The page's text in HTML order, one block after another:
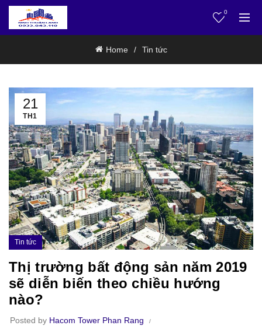
0
Home Tin tức
21
TH1
Tin tức
Thị trường bất động sản năm 2019
sẽ diễn biến theo chiều hướng
nào?
Posted by Hacom Tower Phan Rang